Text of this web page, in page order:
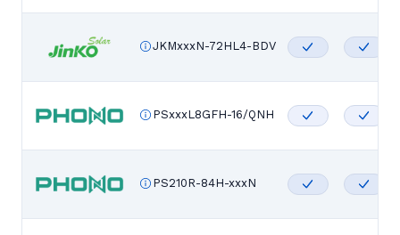
JKMxxxN-72HL4-BDV
PSxxxL8GFH-16/QNH
PS210R-84H-xxxN